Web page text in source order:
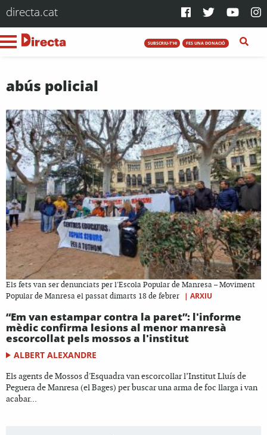
directa.cat
SUBSCRIU-T'HI FES UNA DONACIÓ
abús policial
Els fets van ser denunciats per l'Escola Popular de Manresa – Moviment
Popular de Manresa el passat dimarts 18 de febrer
| ARXIU
“Em van estampar contra la paret”: l'informe
mèdic confirma lesions al menor manresà
escorcollat pels mossos a l'institut
ALBERT ALEXANDRE
Els agents de Mossos d'Esquadra van escorcollar l’Institut Lluís de
Peguera de Manresa (el Bages) per buscar una arma de foc llarga i van
acabar...